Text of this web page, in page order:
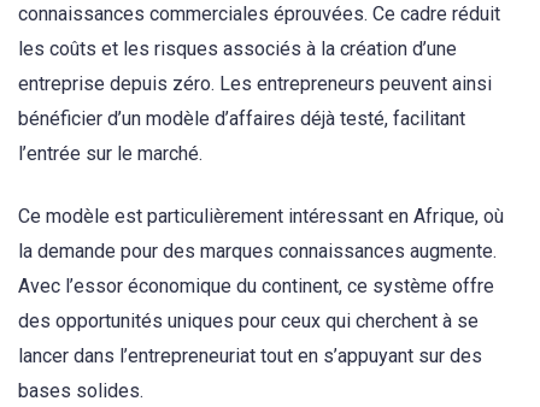
connaissances commerciales éprouvées. Ce cadre réduit
les coûts et les risques associés à la création d’une
entreprise depuis zéro. Les entrepreneurs peuvent ainsi
bénéficier d’un modèle d’affaires déjà testé, facilitant
l’entrée sur le marché.
Ce modèle est particulièrement intéressant en Afrique, où
la demande pour des marques connaissances augmente.
Avec l’essor économique du continent, ce système offre
des opportunités uniques pour ceux qui cherchent à se
lancer dans l’entrepreneuriat tout en s’appuyant sur des
bases solides.